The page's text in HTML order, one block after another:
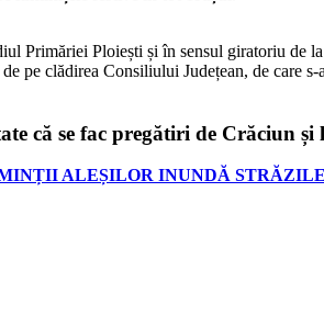
Primăriei Ploiești și în sensul giratoriu de
pe clădirea Consiliului Județean, de care s-
că se fac pregătiri de Crăciun și
ALEȘILOR INUNDĂ